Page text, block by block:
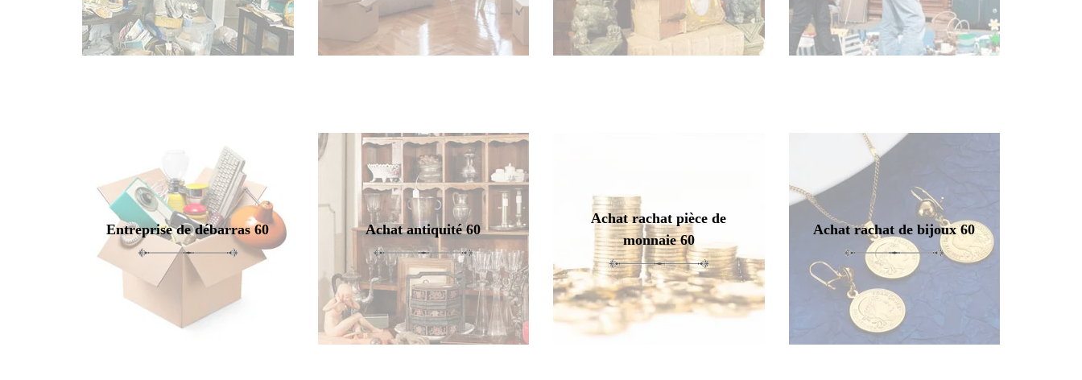
Entreprise de débarras 60 Achat antiquité 60
Achat rachat pièce de
monnaie 60
Achat rachat de bijoux 60